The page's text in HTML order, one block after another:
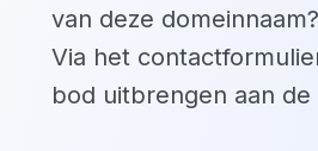
van deze domeinnaam?
Via het
bod uitbrengen aan de